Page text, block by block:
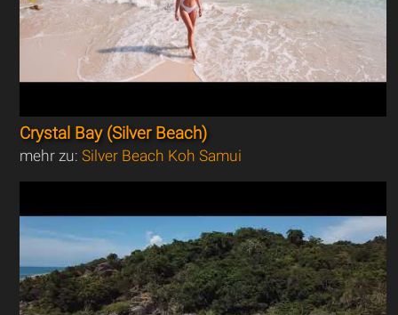
Crystal Bay (Silver Beach)
mehr zu:Silver Beach Koh Samui